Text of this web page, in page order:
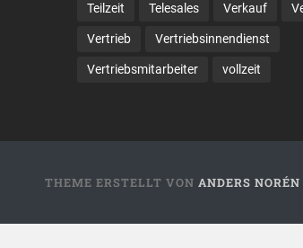
Teilzeit Telesales Verkauf
Vertrieb Vertriebsinnendienst
Vertriebsmitarbeiter vollzeit
THEME ERSTELLT VON ANDERS NORÉN